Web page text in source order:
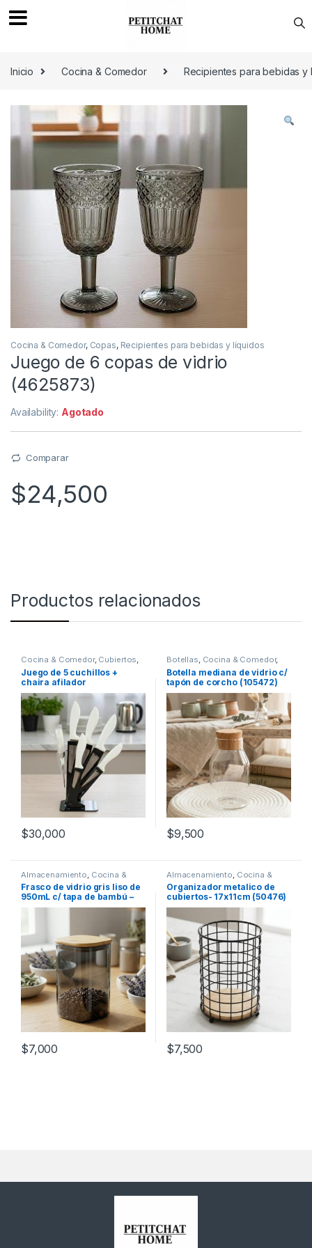
Inicio
Cocina & Comedor Recipientes para bebidas y
Cocina & Comedor, Copas, Recipientes para bebidas y líquidos
Juego de 6 copas de vidrio
(4625873)
Availability: Agotado
Comparar
$24,500
Productos relacionados
Cocina & Comedor, Cubiertos,
Cuchillos
Juego de 5 cuchillos +
chaira afilador
$30,000
Botellas, Cocina & Comedor,
Recipientes para bebidas y
líquidos
Botella mediana de vidrio c/
tapón de corcho (105472)
$9,500
Almacenamiento Cocina &
Comedor
Frasco de vidrio gris liso de
950mL c/ tapa de bambú –
10x10x15cm (56255-G)
$7,000
Almacenamiento Cocina &
Comedor Utensilios de cocina
Organizador metalico de
cubiertos- 17x11cm (50476)
$7,500